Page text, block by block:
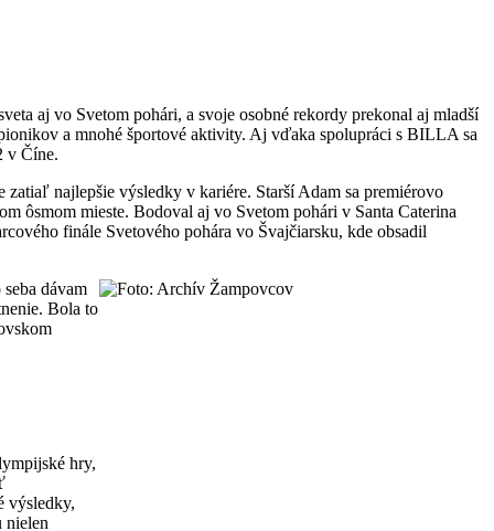
aj vo Svetom pohári, a svoje osobné rekordy prekonal aj mladší
a mnohé športové aktivity. Aj vďaka spolupráci s BILLA sa
v Číne.
najlepšie výsledky v kariére. Starší Adam sa premiérovo
ôsmom mieste. Bodoval aj vo Svetom pohári v Santa Caterina
finále Svetového pohára vo Švajčiarsku, kde obsadil
dávam
Bola to
hry,
výsledky,
nielen